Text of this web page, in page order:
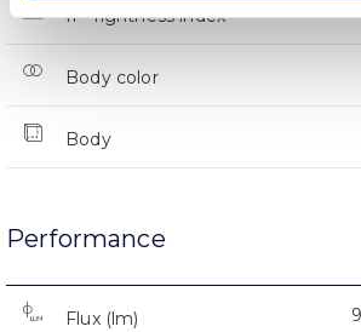
IP Tightness index
Body color
Body
Performance
Flux (lm)